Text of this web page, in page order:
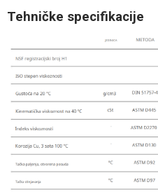
Tehničke specifikacije